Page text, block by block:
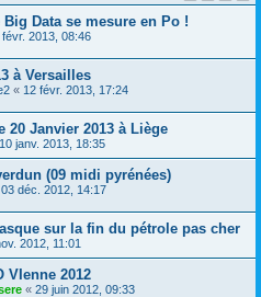
Data se mesure en Po !
févr. 2013, 08:46
à Versailles
« 12 févr. 2013, 17:24
20 Janvier 2013 à Liège
10 janv. 2013, 18:35
(09 midi pyrénées)
03 déc. 2012, 14:17
sur la fin du pétrole pas cher
2012, 11:01
VIenne 2012
« 29 juin 2012, 09:33